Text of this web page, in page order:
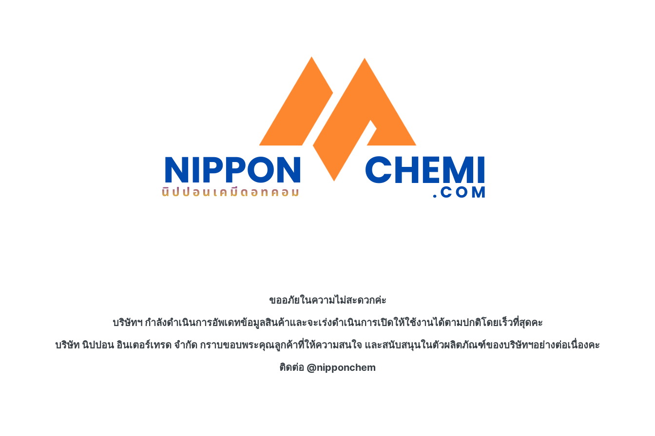
ขออภัยในความไม่สะดวกค่ะ
บริษัทฯ กำลังดำเนินการอัพเดทข้อมูลสินค้าและจะเร่งดำเนินการเปิดให้ใช้งานได้ตามปกติโดยเร็วที่สุดคะ
บริษัท นิปปอน อินเตอร์เทรด จำกัด กราบขอบพระคุณลูกค้าที่ให้ความสนใจ และสนับสนุนในตัวผลิตภัณฑ์ของบริษัทฯอย่างต่อเนื่องคะ
ติดต่อ @nipponchem